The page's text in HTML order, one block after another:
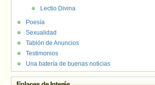
Lectio Divina
Poesía
Sexualidad
Tablón de Anuncios
Testimonios
Una batería de buenas noticias